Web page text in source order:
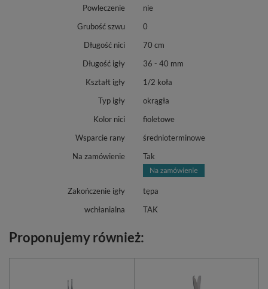
Powleczenie
nie
Grubość szwu
0
Długość nici
70 cm
Długość igły
36 - 40 mm
Kształt igły
1/2 koła
Typ igły
okrągła
Kolor nici
fioletowe
Wsparcie rany
średnioterminowe
Na zamówienie
Tak
Zakończenie igły
tępa
wchłanialna
TAK
Proponujemy również: